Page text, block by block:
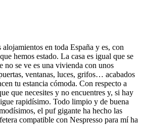
en toda España y es, con
hemos estado. La casa es igual que se
no se ve es una vivienda con unos
ventanas, luces, grifos… acabados
tu estancia cómoda. Con respecto a
que necesites y no encuentres y, si hay
rapidísimo. Todo limpio y de buena
el puf gigante ha hecho las
compatible con Nespresso para mí ha